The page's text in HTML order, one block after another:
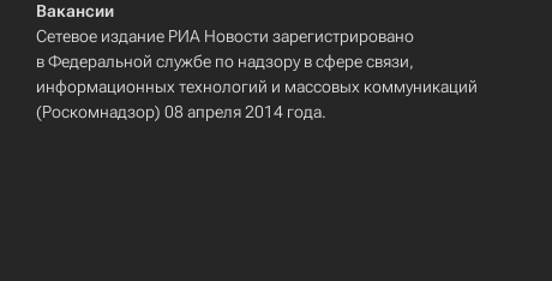
Вакансии
Сетевое издание РИА Новости зарегистрировано
в Федеральной службе по надзору в сфере связи,
информационных технологий и массовых коммуникаций
(Роскомнадзор) 08 апреля 2014 года.